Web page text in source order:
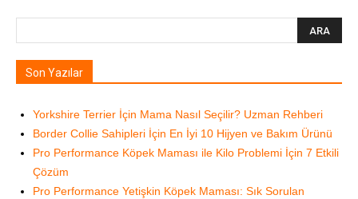
Son Yazılar
Yorkshire Terrier İçin Mama Nasıl Seçilir? Uzman Rehberi
Border Collie Sahipleri İçin En İyi 10 Hijyen ve Bakım Ürünü
Pro Performance Köpek Maması ile Kilo Problemi İçin 7 Etkili
Çözüm
Pro Performance Yetişkin Köpek Maması: Sık Sorulan